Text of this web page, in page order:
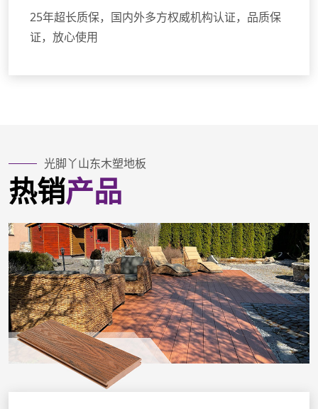
25年超长质保，国内外多方权威机构认证，品质保
证，放心使用
光脚丫山东木塑地板
热销产品